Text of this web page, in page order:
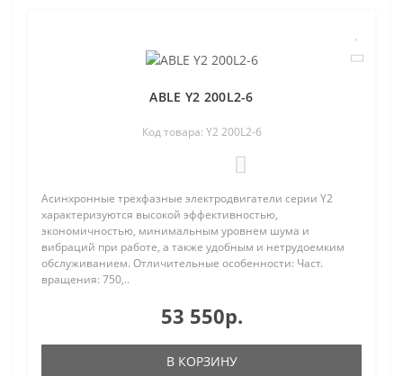
ABLE Y2 200L2-6
Код товара: Y2 200L2-6
Асинхронные трехфазные электродвигатели серии Y2
характеризуются высокой эффективностью,
экономичностью, минимальным уровнем шума и
вибраций при работе, а также удобным и нетрудоемким
обслуживанием. Отличительные особенности: Част.
вращения: 750,..
53 550р.
В КОРЗИНУ